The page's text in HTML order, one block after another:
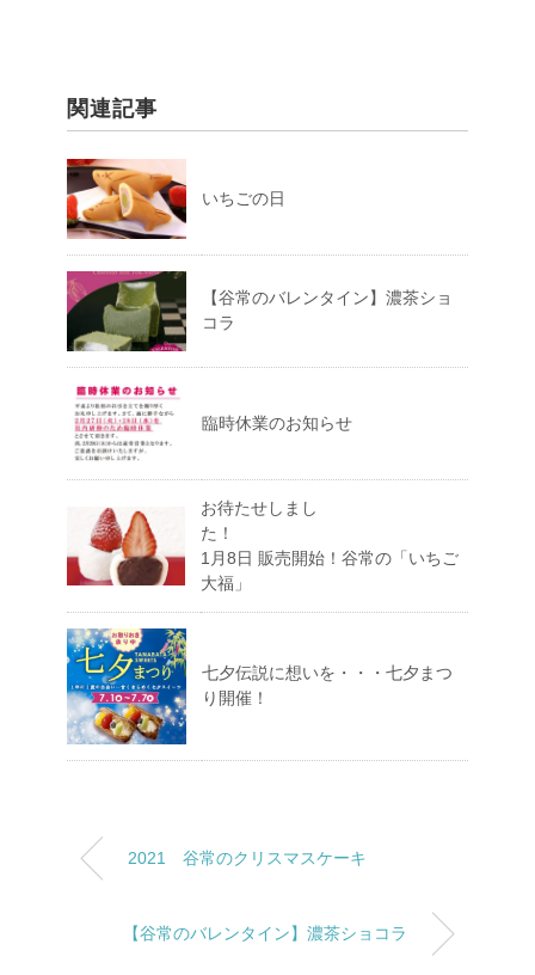
関連記事
いちごの日
【谷常のバレンタイン】濃茶ショ
コラ
臨時休業のお知らせ
お待たせしまし
た！
1月8日 販売開始！谷常の「いちご
大福」
七夕伝説に想いを・・・七夕まつ
り開催！
2021 谷常のクリスマスケーキ
【谷常のバレンタイン】濃茶ショコラ